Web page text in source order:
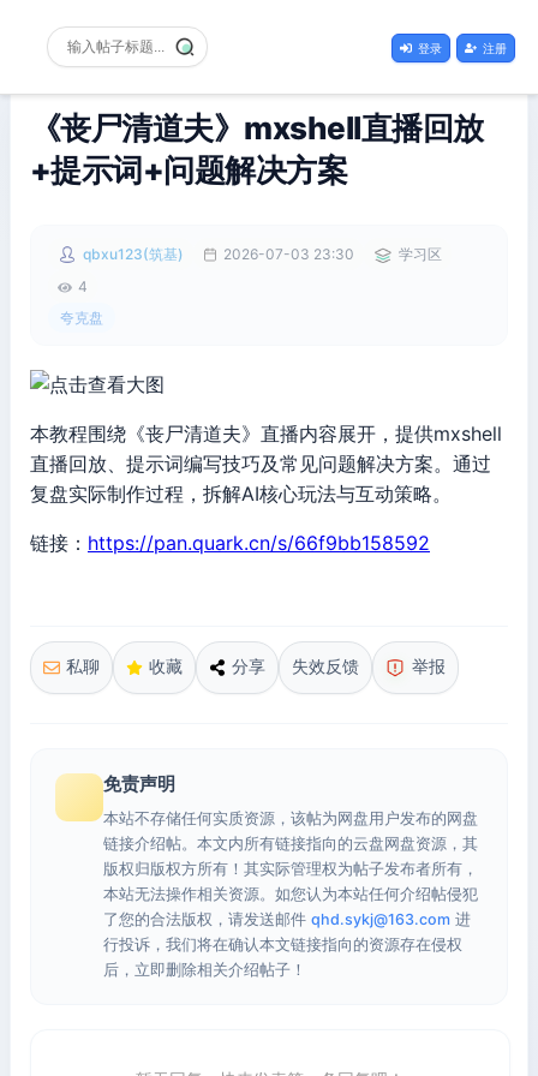
登录 注册
《丧尸清道夫》mxshell直播回放
+提示词+问题解决方案
qbxu123(筑基) 2026-07-03 23:30
学习区
4
夸克盘
本教程围绕《丧尸清道夫》直播内容展开，提供mxshell
直播回放、提示词编写技巧及常见问题解决方案。通过
复盘实际制作过程，拆解AI核心玩法与互动策略。
链接： https://pan.quark.cn/s/66f9bb158592
私聊 收藏 分享 失效反馈 举报
免责声明
本站不存储任何实质资源，该帖为网盘用户发布的网盘
链接介绍帖。本文内所有链接指向的云盘网盘资源，其
版权归版权方所有！其实际管理权为帖子发布者所有，
本站无法操作相关资源。如您认为本站任何介绍帖侵犯
了您的合法版权，请发送邮件 qhd.sykj@163.com 进
行投诉，我们将在确认本文链接指向的资源存在侵权
后，立即删除相关介绍帖子！